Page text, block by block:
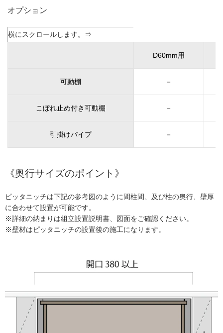
オプション
D60mm用
可動棚 －
こぼれ止め付き可動棚 －
引掛けパイプ －
《奥行サイズのポイント》
ピッタニッチは下記の参考図のように間柱間、及び柱の奥行、壁厚
に合わせて設置が可能です。
※詳細の納まりは組立設置説明書、図面をご確認ください。
※壁材はピッタニッチの設置後の施工になります。